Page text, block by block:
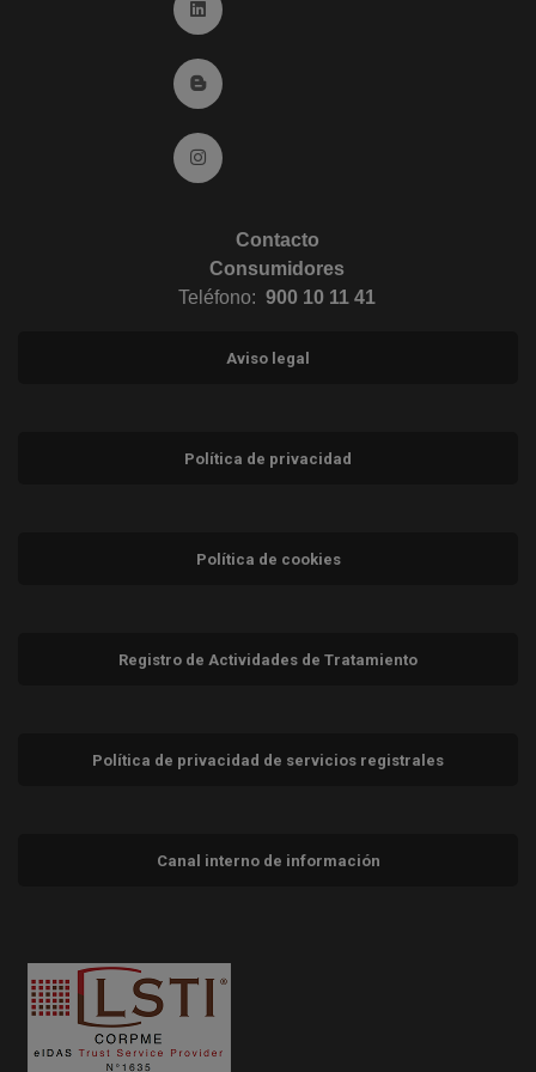
Ir a Linkedin (abre en ventana nueva)
Ir al Blog (abre en ventana nueva)
Ir a Instagram (abre en ventana nueva)
Contacto
Consumidores
Teléfono: 900 10 11 41
Aviso legal
Política de privacidad
Política de cookies
Registro de Actividades de Tratamiento
Política de privacidad de servicios registrales
Canal interno de información